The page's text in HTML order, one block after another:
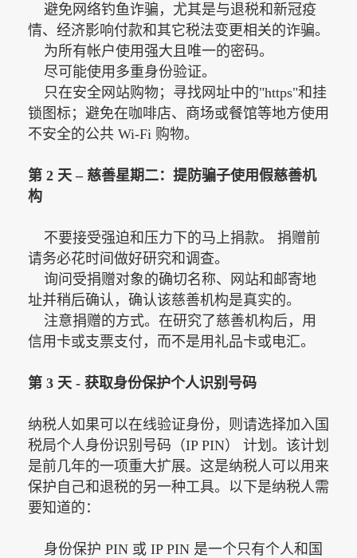
避免网络钓鱼诈骗，尤其是与退税和新冠疫
情、经济影响付款和其它税法变更相关的诈骗。
为所有帐户使用强大且唯一的密码。
尽可能使用多重身份验证。
只在安全网站购物；寻找网址中的"https"和挂
锁图标；避免在咖啡店、商场或餐馆等地方使用
不安全的公共 Wi-Fi 购物。
第 2 天 – 慈善星期二：提防骗子使用假慈善机
构
不要接受强迫和压力下的马上捐款。 捐赠前
请务必花时间做好研究和调查。
询问受捐赠对象的确切名称、网站和邮寄地
址并稍后确认，确认该慈善机构是真实的。
注意捐赠的方式。在研究了慈善机构后，用
信用卡或支票支付，而不是用礼品卡或电汇。
第 3 天 - 获取身份保护个人识别号码
纳税人如果可以在线验证身份，则请选择加入国
税局个人身份识别号码（IP PIN） 计划。该计划
是前几年的一项重大扩展。这是纳税人可以用来
保护自己和退税的另一种工具。以下是纳税人需
要知道的：
身份保护 PIN 或 IP PIN 是一个只有个人和国